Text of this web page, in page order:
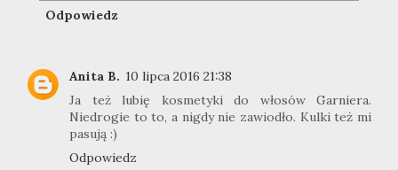
Odpowiedz
Anita B. 10 lipca 2016 21:38
Ja też lubię kosmetyki do włosów Garniera.
Niedrogie to to, a nigdy nie zawiodło. Kulki też mi
pasują :)
Odpowiedz